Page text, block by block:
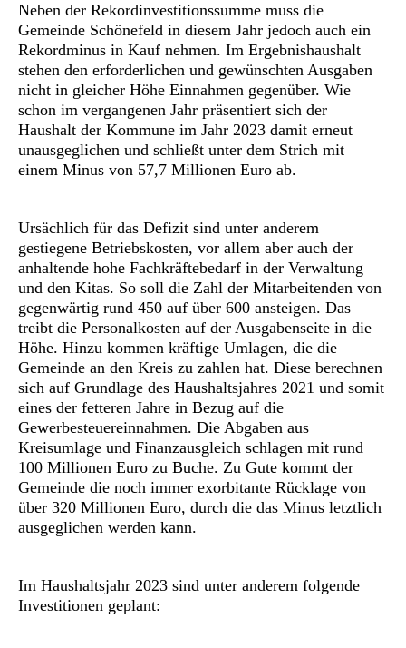
Neben der Rekordinvestitionssumme muss die
Gemeinde Schönefeld in diesem Jahr jedoch auch ein
Rekordminus in Kauf nehmen. Im Ergebnishaushalt
stehen den erforderlichen und gewünschten Ausgaben
nicht in gleicher Höhe Einnahmen gegenüber. Wie
schon im vergangenen Jahr präsentiert sich der
Haushalt der Kommune im Jahr 2023 damit erneut
unausgeglichen und schließt unter dem Strich mit
einem Minus von 57,7 Millionen Euro ab.
Ursächlich für das Defizit sind unter anderem
gestiegene Betriebskosten, vor allem aber auch der
anhaltende hohe Fachkräftebedarf in der Verwaltung
und den Kitas. So soll die Zahl der Mitarbeitenden von
gegenwärtig rund 450 auf über 600 ansteigen. Das
treibt die Personalkosten auf der Ausgabenseite in die
Höhe. Hinzu kommen kräftige Umlagen, die die
Gemeinde an den Kreis zu zahlen hat. Diese berechnen
sich auf Grundlage des Haushaltsjahres 2021 und somit
eines der fetteren Jahre in Bezug auf die
Gewerbesteuereinnahmen. Die Abgaben aus
Kreisumlage und Finanzausgleich schlagen mit rund
100 Millionen Euro zu Buche. Zu Gute kommt der
Gemeinde die noch immer exorbitante Rücklage von
über 320 Millionen Euro, durch die das Minus letztlich
ausgeglichen werden kann.
Im Haushaltsjahr 2023 sind unter anderem folgende
Investitionen geplant: